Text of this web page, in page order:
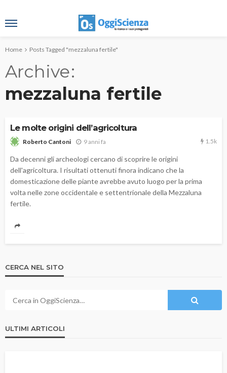
Home Posts Tagged "mezzaluna fertile"
Archive
mezzaluna fertile
Le molte origini dell’agricoltura
Roberto Cantoni 9 anni fa 1.5k
Da decenni gli archeologi cercano di scoprire le origini
dell'agricoltura. I risultati ottenuti finora indicano che la
domesticazione delle piante avrebbe avuto luogo per la prima
volta nelle zone occidentale e settentrionale della Mezzaluna
fertile.
CERCA NEL SITO
ULTIMI ARTICOLI